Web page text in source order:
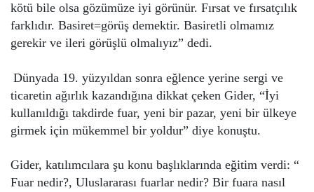
kötü bile olsa gözümüze iyi görünür. Fırsat ve fırsatçılık
farklıdır. Basiret=görüş demektir. Basiretli olmamız
gerekir ve ileri görüşlü olmalıyız” dedi.
Dünyada 19. yüzyıldan sonra eğlence yerine sergi ve
ticaretin ağırlık kazandığına dikkat çeken Gider, “İyi
kullanıldığı takdirde fuar, yeni bir pazar, yeni bir ülkeye
girmek için mükemmel bir yoldur” diye konuştu.
Gider, katılımcılara şu konu başlıklarında eğitim verdi: “
Fuar nedir?, Uluslararası fuarlar nedir? Bir fuara nasıl